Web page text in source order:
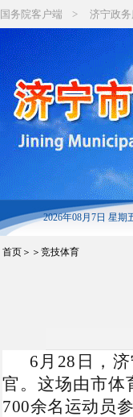
国务院客户端 > 济宁政
2026年08月7日 星期
首页 ＞＞竞技体育
6月28日，
官。这场由市体
700余名运动员